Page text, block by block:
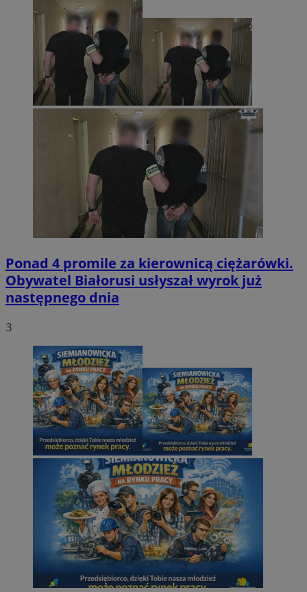
Ponad 4 promile za kierownicą ciężarówki.
Obywatel Białorusi usłyszał wyrok już
następnego dnia
3